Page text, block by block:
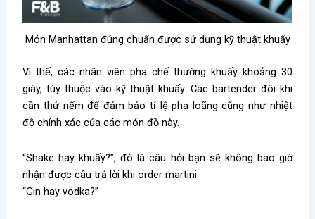
Món Manhattan đúng chuẩn được sử dụng kỹ thuật khuấy
Vì thế, các nhân viên pha chế thường khuấy khoảng 30
giây, tùy thuộc vào kỹ thuật khuấy. Các bartender đôi khi
cần thử nếm để đảm bảo tỉ lệ pha loãng cũng như nhiệt
độ chính xác của các món đồ này.
“Shake hay khuấy?”, đó là câu hỏi bạn sẽ không bao giờ
nhận được câu trả lời khi order martini
“Gin hay vodka?”